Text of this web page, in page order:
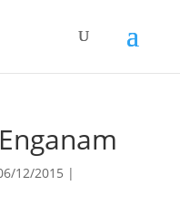
12/2015 |